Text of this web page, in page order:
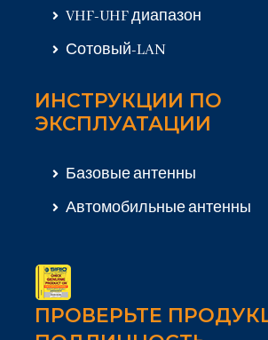
VHF-UHF диапазон
Сотовый-LAN
ИНСТРУКЦИИ ПО
ЭКСПЛУАТАЦИИ
Базовые антенны
Автомобильные антенны
ПРОВЕРЬТЕ